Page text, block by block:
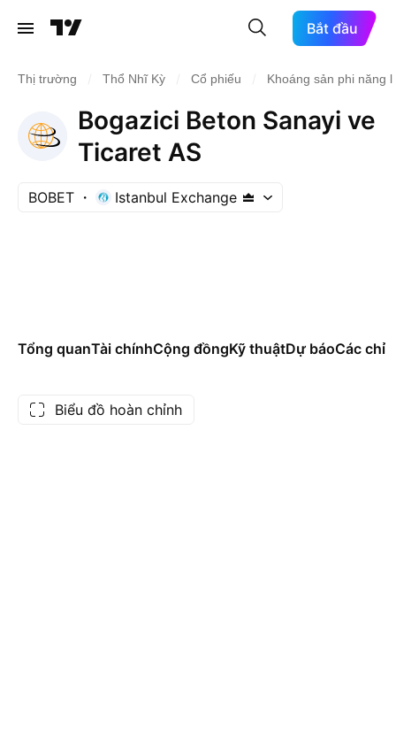
Bắt đầu
Thị trường Thổ Nhĩ Kỳ Cổ phiếu Khoáng sản phi năng
Bogazici Beton Sanayi ve
Ticaret AS
BOBET Istanbul Exchange
Tổng quanTài chínhCộng đồngKỹ thuậtDự báoCác chỉ
Biểu đồ hoàn chỉnh